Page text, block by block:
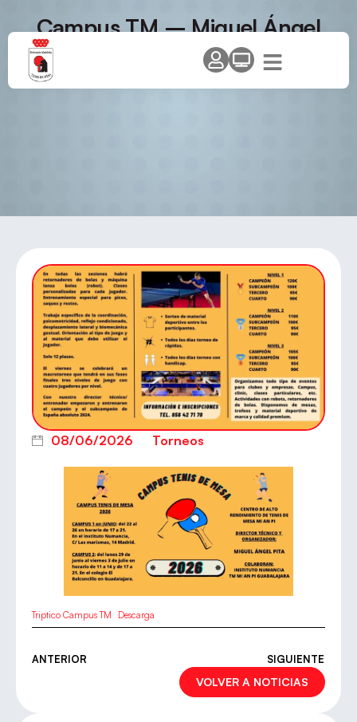
Campus TM – Miguel Ángel
08/06/2026 Torneos
Triptico Campus TM Descarga
ANTERIOR SIGUIENTE
VOLVER A NOTICIAS